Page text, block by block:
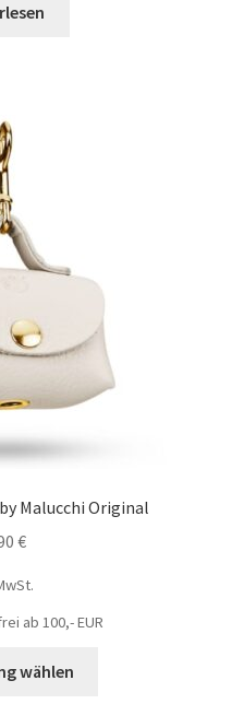
Malucchi Original
€
ab 100,- EUR
wählen